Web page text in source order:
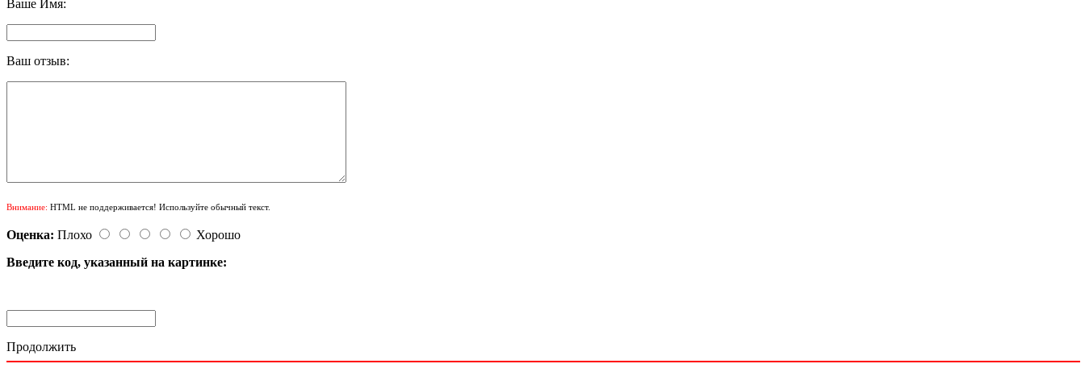
Ваше Имя:
Ваш отзыв:
Внимание: HTML не поддерживается! Используйте обычный текст.
Оценка: Плохо
Хорошо
Введите код, указанный на картинке:
Продолжить